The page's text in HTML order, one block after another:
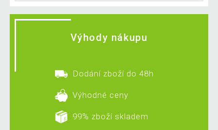
Výhody nákupu
Dodání zboží do 48h
Výhodné ceny
99% zboží skladem